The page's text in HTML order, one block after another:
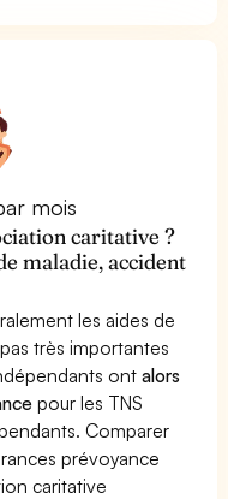
mois
caritative ?
maladie, accident
les aides de
très importantes
ontalors
pour les TNS
Comparer
prévoyance
caritative